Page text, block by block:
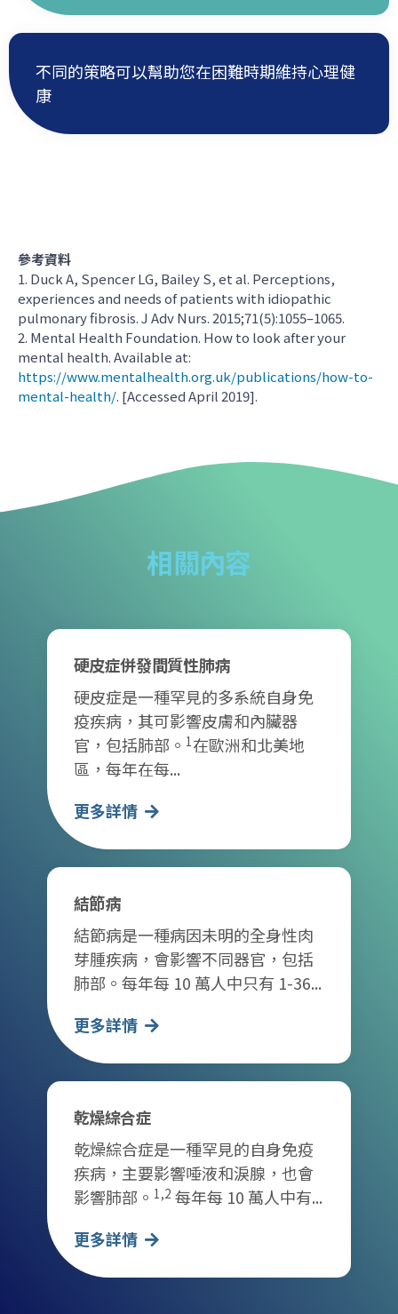
不同的策略可以幫助您在困難時期維持心理健
康
參考資料
1. Duck A, Spencer LG, Bailey S, et al. Perceptions,
experiences and needs of patients with idiopathic
pulmonary fibrosis. J Adv Nurs. 2015;71(5):1055–1065.
2. Mental Health Foundation. How to look after your
mental health. Available at:
https://www.mentalhealth.org.uk/publications/how-to-
mental-health/. [Accessed April 2019].
相關內容
硬皮症併發間質性肺病
硬皮症是一種罕見的多系統自身免
疫疾病，其可影響皮膚和內臟器
官，包括肺部。 1 在歐洲和北美地
區，每年在每...
更多詳情
結節病
結節病是一種病因未明的全身性肉
芽腫疾病，會影響不同器官，包括
肺部。每年每 10 萬人中只有 1-36...
更多詳情
乾燥綜合症
乾燥綜合症是一種罕見的自身免疫
疾病，主要影響唾液和淚腺，也會
影響肺部。 1,2 每年每 10 萬人中有...
更多詳情